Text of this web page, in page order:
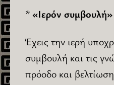
*«Ιερόν συμβουλή»
Έχεις την ιερή
συμβουλή και τις
πρόοδο και